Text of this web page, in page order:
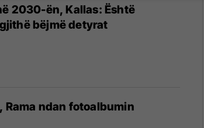
2030-ën, Kallas: Është
bëjmë detyrat
Rama ndan fotoalbumin